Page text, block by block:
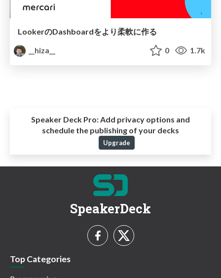
LookerのDashboardをより柔軟に作る
__hiza__
0 1.7k
Speaker Deck Pro: Add privacy options and
schedule the publishing of your decks
Upgrade
SpeakerDeck
Top Categories